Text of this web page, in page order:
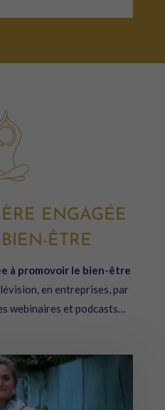
ENGAGÉE
ÊTRE
à promovoir le bien-être
en entreprises, par
webinaires et podcasts…